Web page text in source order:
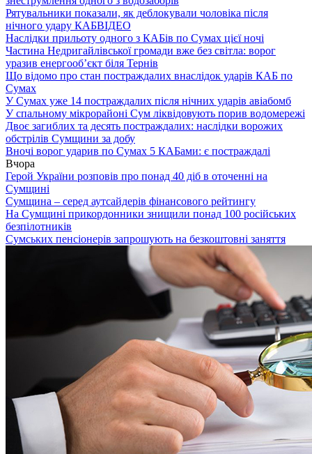
Рятувальники показали, як деблокували чоловіка після
нічного удару КАБВІДЕО
Наслідки прильоту одного з КАБів по Сумах цієї ночі
Частина Недригайлівської громади вже без світла: ворог
уразив енергооб’єкт біля Тернів
Що відомо про стан постраждалих внаслідок ударів КАБ по
Сумах
У Сумах уже 14 постраждалих після нічних ударів авіабомб
У спальному мікрорайоні Сум ліквідовують порив водомережі
Двоє загиблих та десять постраждалих: наслідки ворожих
обстрілів Сумщини за добу
Вночі ворог ударив по Сумах 5 КАБами: є постраждалі
Вчора
Герой України розповів про понад 40 діб в оточенні на
Сумщині
Сумщина – серед аутсайдерів фінансового рейтингу
На Сумщині прикордонники знищили понад 100 російських
безпілотників
Сумських пенсіонерів запрошують на безкоштовні заняття